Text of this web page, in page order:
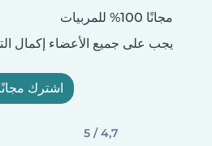
مجانًا 100% للمربيات
يجب على جميع الأعضاء إكمال
اشترك
4,7 / 5